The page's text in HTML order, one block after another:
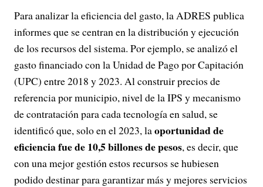
Para analizar la eficiencia del gasto, la ADRES publica
informes que se centran en la distribución y ejecución
de los recursos del sistema. Por ejemplo, se analizó el
gasto financiado con la Unidad de Pago por Capitación
(UPC) entre 2018 y 2023. Al construir precios de
referencia por municipio, nivel de la IPS y mecanismo
de contratación para cada tecnología en salud, se
identificó que, solo en el 2023, laoportunidad de
eficiencia fue de 10,5 billones de pesos, es decir, que
con una mejor gestión estos recursos se hubiesen
podido destinar para garantizar más y mejores servicios